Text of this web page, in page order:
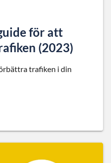
för att
(2023)
trafiken i din